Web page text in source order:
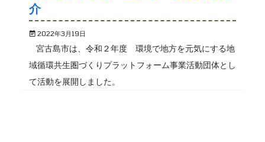
介
2022年3月19日
宮古島市は、令和２年度 環境で地方を元気にする地
域循環共生圏づくりプラットフォーム事業活動団体とし
て活動を展開しました。